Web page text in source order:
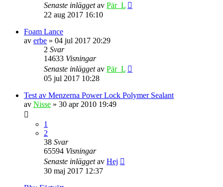
Senaste inläggetav Pär_L
22 aug 2017 16:10
Foam Lance
av erbe » 04 jul 2017 20:29
2 Svar
14633 Visningar
Senaste inläggetav Pär_L
05 jul 2017 10:28
Test av Menzerna Power Lock Polymer Sealant
av Nisse » 30 apr 2010 19:49
1
2
38 Svar
65594 Visningar
Senaste inläggetav Hej
30 maj 2017 12:37